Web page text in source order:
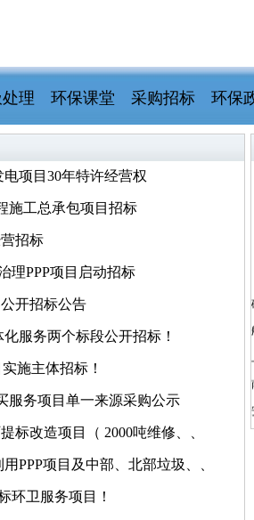
理 环保课堂 采购招标 环保
项目30年特许经营权
施工总承包项目招标
招标
理PPP项目启动招标
开招标公告
服务两个标段公开招标！
施主体招标！
服务项目单一来源采购公示
标改造项目（ 2000吨维修、、
PPP项目及中部、北部垃圾、、
环卫服务项目！